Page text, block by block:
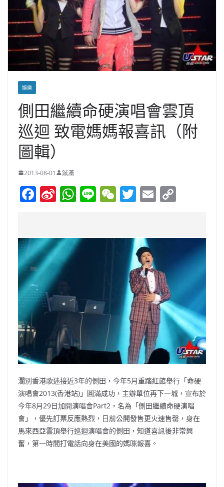
娛樂
側田繼續命硬演唱會雲頂
巡迴 致電媽媽報喜訊（附
圖輯）
2013-08-01 鋮滿
F
e
b
o
o
k
Si
W
ei
b
o
W
s
Li W
h
at
T
er
E
l y
Li
n
濶別香港歌迷接近3年的側田，今年5月重踏紅館舉行「命硬
演唱會2013(香港站)」圓滿成功，主辦單位再下一城， 宣布於
今年8月29日加開演唱會Part2，名為「側田繼續命硬演唱
會」，優先訂票反應熱烈， 日前公開發售更火速售罄， 身在
馬來西亞雲頂舉行巡迴演唱會的側田，知道喜訊後非常興
奮， 第一時間打電話向身在美國的媽咪報喜。